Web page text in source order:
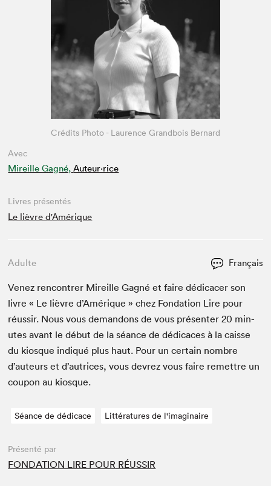
Avec
Mireille Gagné, Auteur·rice
Crédits Photo - Laurence Grandbois Bernard
Livres présentés
Le lièvre d'Amérique
Adulte Français
Venez ren­con­tr­er Mireille Gag­né et faire dédi­cac­er son
livre « Le lièvre d’Amérique » chez Fon­da­tion Lire pour
réus­sir. Nous vous deman­dons de vous présen­ter20 min­
utes avant le début de la séance de dédi­caces à la caisse
du kiosque indiqué plus haut. Pour un cer­tain nom­bre
d’auteurs et d’autrices, vous devrez vous faire remet­tre un
coupon au kiosque.
Séance de dédicace Littératures de l'imaginaire
Présenté par
FONDATION LIRE POUR RÉUSSIR